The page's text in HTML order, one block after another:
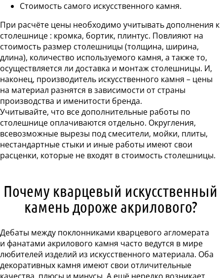
Стоимость самого искусственного камня.
При расчёте цены необходимо учитывать дополнения к
столешнице : кромка, бортик, плинтус. Повлияют на
стоимость размер столешницы (толщина, ширина,
длина), количество используемого камня, а также то,
осуществляется ли доставка и монтаж столешницы. И,
наконец, производитель искусственного камня – цены
на материал разнятся в зависимости от страны
производства и именитости бренда.
Учитывайте, что все дополнительные работы по
столешнице оплачиваются отдельно. Округления,
всевозможные вырезы под смесители, мойки, плиты,
нестандартные стыки и иные работы имеют свои
расценки, которые не входят в стоимость столешницы.
Почему кварцевый искусственный
камень дороже акрилового?
Дебаты между поклонниками кварцевого агломерата
и фанатами акрилового камня часто ведутся в мире
любителей изделий из искусственного материала. Оба
декоративных камня имеют свои отличительные